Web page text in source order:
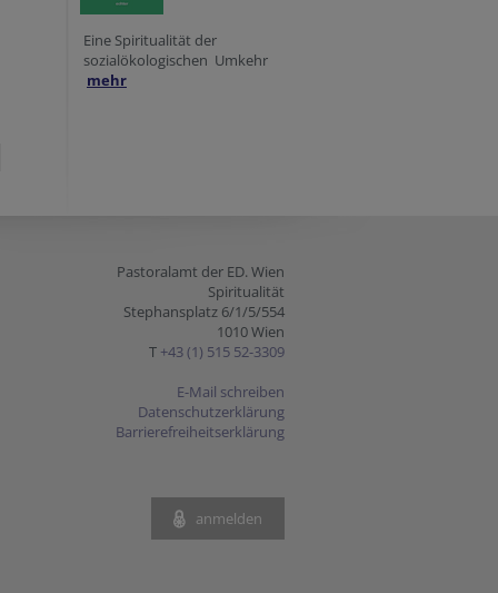
Eine Spiritualität der
sozialökologischen Umkehr
mehr
Pastoralamt der ED. Wien
Spiritualität
Stephansplatz 6/1/5/554
1010 Wien
T +43 (1) 515 52-3309
E-Mail schreiben
Datenschutzerklärung
Barrierefreiheitserklärung
anmelden